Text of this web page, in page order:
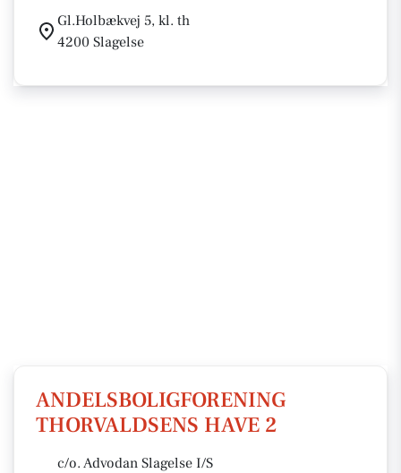
Gl.Holbækvej 5, kl. th
4200 Slagelse
ANDELSBOLIGFORENING
THORVALDSENS HAVE 2
c/o. Advodan Slagelse I/S